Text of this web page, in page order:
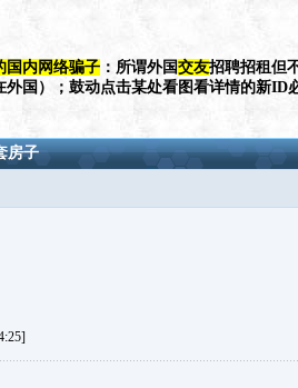
国内网络骗子 ：所谓外国交友招聘招租但
外国）；鼓动点击某处看图看详情的新ID
房子